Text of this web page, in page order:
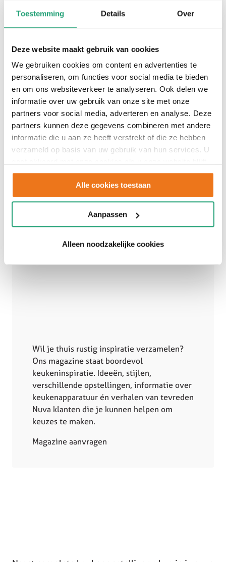
Toestemming Details Over
Deze website maakt gebruik van cookies
We gebruiken cookies om content en advertenties te
personaliseren, om functies voor social media te bieden
en om ons websiteverkeer te analyseren. Ook delen we
informatie over uw gebruik van onze site met onze
partners voor social media, adverteren en analyse. Deze
partners kunnen deze gegevens combineren met andere
informatie die u aan ze heeft verstrekt of die ze hebben
verzameld op basis van uw gebruik van hun services. U
gebruiken.
Alle cookies toestaan
Aanpassen
Alleen noodzakelijke cookies
landelijke keukens
houtlook keukens
tijdloze
kleuren, materialen en opstellingen.
Wil je thuis rustig inspiratie verzamelen?
Ons magazine staat boordevol
keukeninspiratie. Ideeën, stijlen,
verschillende opstellingen, informatie over
keukenapparatuur én verhalen van tevreden
Nuva klanten die je kunnen helpen om
keuzes te maken.
Magazine aanvragen